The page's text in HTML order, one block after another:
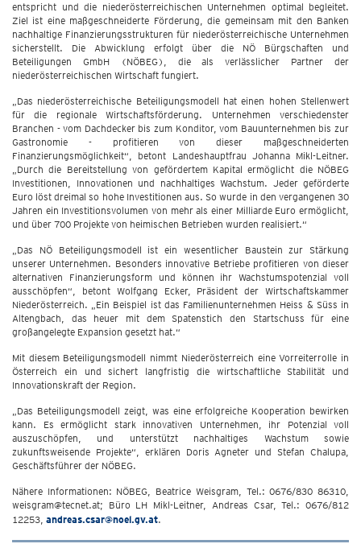
entspricht und die niederösterreichischen Unternehmen optimal begleitet.
Ziel ist eine maßgeschneiderte Förderung, die gemeinsam mit den Banken
nachhaltige Finanzierungsstrukturen für niederösterreichische Unternehmen
sicherstellt. Die Abwicklung erfolgt über die NÖ Bürgschaften und
Beteiligungen GmbH (NÖBEG), die als verlässlicher Partner der
niederösterreichischen Wirtschaft fungiert.
„Das niederösterreichische Beteiligungsmodell hat einen hohen Stellenwert
für die regionale Wirtschaftsförderung. Unternehmen verschiedenster
Branchen - vom Dachdecker bis zum Konditor, vom Bauunternehmen bis zur
Gastronomie - profitieren von dieser maßgeschneiderten
Finanzierungsmöglichkeit“, betont Landeshauptfrau Johanna Mikl-Leitner.
„Durch die Bereitstellung von gefördertem Kapital ermöglicht die NÖBEG
Investitionen, Innovationen und nachhaltiges Wachstum. Jeder geförderte
Euro löst dreimal so hohe Investitionen aus. So wurde in den vergangenen 30
Jahren ein Investitionsvolumen von mehr als einer Milliarde Euro ermöglicht,
und über 700 Projekte von heimischen Betrieben wurden realisiert.“
„Das NÖ Beteiligungsmodell ist ein wesentlicher Baustein zur Stärkung
unserer Unternehmen. Besonders innovative Betriebe profitieren von dieser
alternativen Finanzierungsform und können ihr Wachstumspotenzial voll
ausschöpfen“, betont Wolfgang Ecker, Präsident der Wirtschaftskammer
Niederösterreich. „Ein Beispiel ist das Familienunternehmen Heiss & Süss in
Altengbach, das heuer mit dem Spatenstich den Startschuss für eine
großangelegte Expansion gesetzt hat.“
Mit diesem Beteiligungsmodell nimmt Niederösterreich eine Vorreiterrolle in
Österreich ein und sichert langfristig die wirtschaftliche Stabilität und
Innovationskraft der Region.
„Das Beteiligungsmodell zeigt, was eine erfolgreiche Kooperation bewirken
kann. Es ermöglicht stark innovativen Unternehmen, ihr Potenzial voll
auszuschöpfen, und unterstützt nachhaltiges Wachstum sowie
zukunftsweisende Projekte“, erklären Doris Agneter und Stefan Chalupa,
Geschäftsführer der NÖBEG.
Nähere Informationen: NÖBEG, Beatrice Weisgram, Tel.: 0676/830 86310,
weisgram@tecnet.at; Büro LH Mikl-Leitner, Andreas Csar, Tel.: 0676/812
12253, andreas.csar@noel.gv.at.